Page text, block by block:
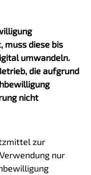
muss diese bis
umwandeln.
die aufgrund
nicht
zur
nur